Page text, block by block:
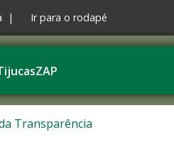
| Ir para o rodapé
Transparência